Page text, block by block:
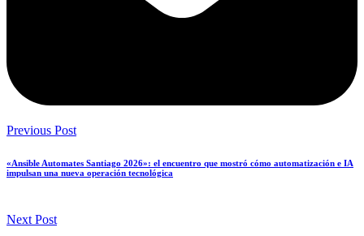
Previous Post
«Ansible Automates Santiago 2026»: el encuentro que mostró cómo automatización e IA
impulsan una nueva operación tecnológica
Next Post